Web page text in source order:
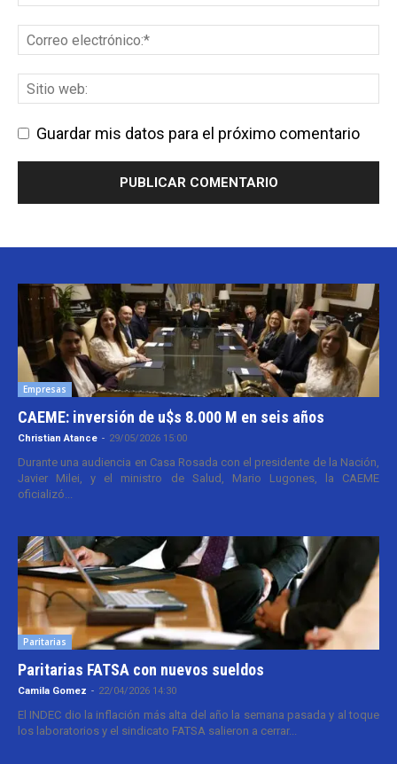
Guardar mis datos para el próximo comentario
Empresas
CAEME: inversión de u$s 8.000 M en seis años
Christian Atance - 29/05/2026 15:00
Durante una audiencia en Casa Rosada con el presidente de la Nación,
Javier Milei, y el ministro de Salud, Mario Lugones, la CAEME
oficializó...
Paritarias
Paritarias FATSA con nuevos sueldos
Camila Gomez - 22/04/2026 14:30
El INDEC dio la inflación más alta del año la semana pasada y al toque
los laboratorios y el sindicato FATSA salieron a cerrar...